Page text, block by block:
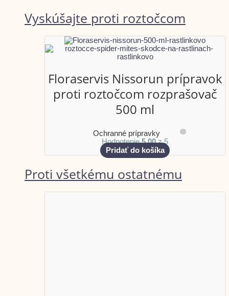
Vyskúšajte proti roztočcom
Floraservis Nissorun prípravok
proti roztočcom rozprašovač
500 ml
Ochranné prípravky
Hodnotenie5.00z 5
Pridať do košíka
Proti všetkému ostatnému